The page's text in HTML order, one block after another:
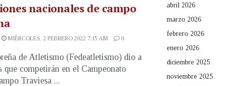
nacionales de campo
MIÉRCOLES, 2 FEBRERO 2022 7:15 AM 0
de Atletismo (Fedeatletismo) dio a
que competirán en el Campeonato
Traviesa ...
abril 2026
marzo 2026
febrero 2026
enero 2026
diciembre 2025
noviembre 2025